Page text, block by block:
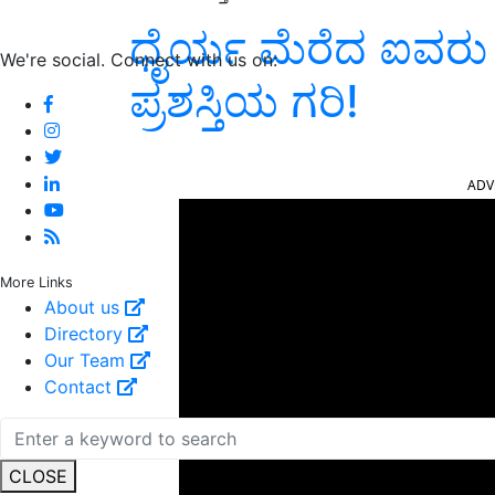
We're social. Connect with us on:
More Links
About us
Directory
Our Team
Contact
CLOSE
ಧೈರ್ಯ ಮೆರೆದ
ಪ್ರಶಸ್ತಿಯ ಗರಿ!